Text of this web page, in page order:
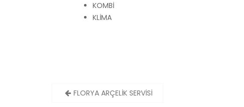
KOMBİ
KLİMA
YazıFLORYA ARÇELİK SERVİSİ